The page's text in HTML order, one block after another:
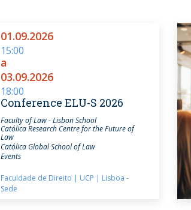
01.09.2026
15:00
a
03.09.2026
18:00
Conference ELU-S 2026
Faculty of Law - Lisbon School
Católica Research Centre for the Future of
Law
Católica Global School of Law
Events
Faculdade de Direito | UCP | Lisboa -
Sede